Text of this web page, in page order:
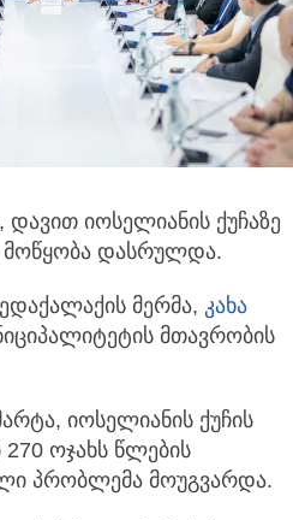
იოსელიანის ქუჩაზე
მოწყობა დასრულდა.
მერმა, კახა
მთავრობის
იოსელიანის ქუჩის
ოჯახს წლების
პრობლემა მოუგვარდა.